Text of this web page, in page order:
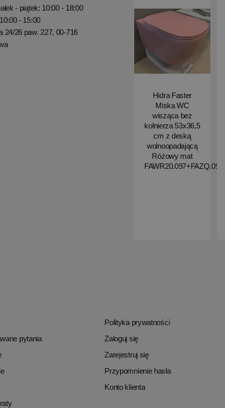
Hidra Faster
Miska WC
wisząca bez
kołnierza 53x36,5
cm z deską
wolnoopadającą
Różowy mat
FAWR20.097+FAZQ.097
- piątek: 10:00 - 18:00
- 15:00
24/26 paw. 227, 00-716
pytania
Polityka prywatności
Zaloguj się
Zarejestruj się
Przypomnienie hasła
Konto klienta